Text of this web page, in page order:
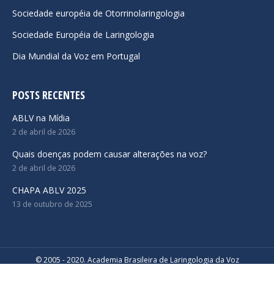
Sociedade européia de Otorrinolaringologia
Sociedade Européia de Laringologia
Dia Mundial da Voz em Portugal
POSTS RECENTES
ABLV na Mídia
2 de abril de 2026
Quais doenças podem causar alterações na voz?
2 de abril de 2026
CHAPA ABLV 2025
13 de outubro de 2025
© 2005 - 2020. Academia Brasileira de Laringologia da Voz